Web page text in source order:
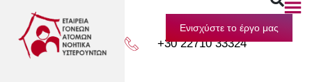
+30 22710 33324
Ενισχύστε το έργο μας